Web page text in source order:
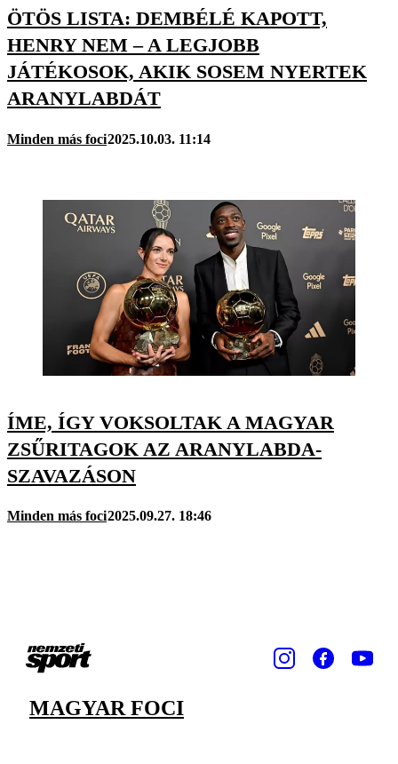
ÖTÖS LISTA: DEMBÉLÉ KAPOTT,
HENRY NEM – A LEGJOBB
JÁTÉKOSOK, AKIK SOSEM NYERTEK
ARANYLABDÁT
Minden más foci2025.10.03. 11:14
ÍME, ÍGY VOKSOLTAK A MAGYAR
ZSŰRITAGOK AZ ARANYLABDA-
SZAVAZÁSON
Minden más foci2025.09.27. 18:46
MAGYAR FOCI